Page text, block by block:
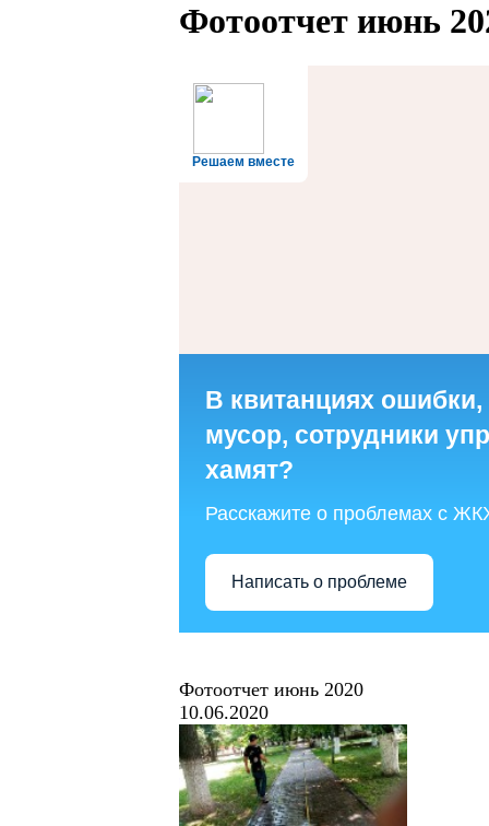
Фотоотчет июнь
Решаем вместе
В квитанциях
мусор, сотрудники
хамят?
Расскажите о проблемах с
Написать о проблеме
Фотоотчет июнь 2020
10.06.2020